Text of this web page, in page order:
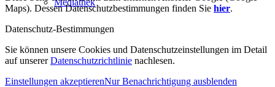
Mediathek
Maps). Dessen Datenschutzbestimmungen finden Sie hier.
Datenschutz-Bestimmungen
Sie können unsere Cookies und Datenschutzeinstellungen im Detail
auf unsererDatenschutzrichtlinie nachlesen.
Einstellungen akzeptierenNur Benachrichtigung ausblenden